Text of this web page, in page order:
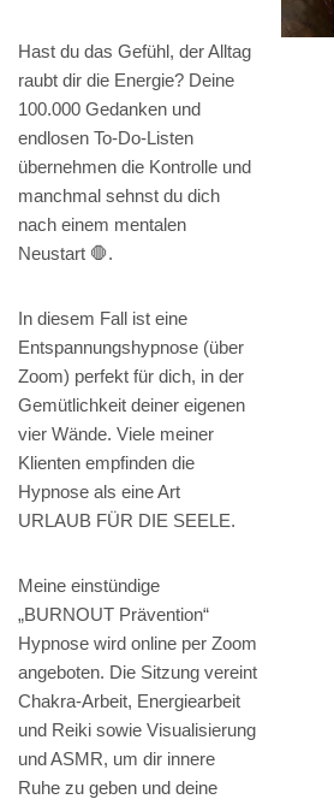
Hast du das Gefühl, der Alltag
raubt dir die Energie? Deine
100.000 Gedanken und
endlosen To-Do-Listen
übernehmen die Kontrolle und
manchmal sehnst du dich
nach einem mentalen
Neustart 🛑.
In diesem Fall ist eine
Entspannungshypnose (über
Zoom) perfekt für dich, in der
Gemütlichkeit deiner eigenen
vier Wände. Viele meiner
Klienten empfinden die
Hypnose als eine Art
URLAUB FÜR DIE SEELE.
Meine einstündige
„BURNOUT Prävention“
Hypnose wird online per Zoom
angeboten. Die Sitzung vereint
Chakra-Arbeit, Energiearbeit
und Reiki sowie Visualisierung
und ASMR, um dir innere
Ruhe zu geben und deine